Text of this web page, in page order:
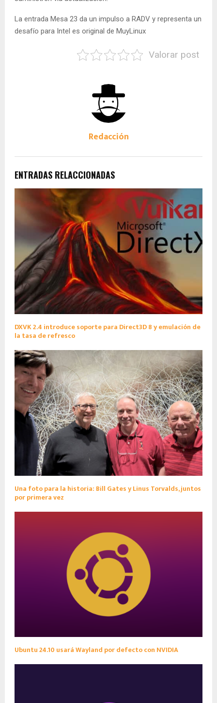
La entrada Mesa 23 da un impulso a RADV y representa un
desafío para Intel es original de MuyLinux
Valorar post
Redacción
ENTRADAS RELACCIONADAS
DXVK 2.4 introduce soporte para Direct3D 8 y emulación de
la tasa de refresco
Una foto para la historia: Bill Gates y Linus Torvalds, juntos
por primera vez
Ubuntu 24.10 usará Wayland por defecto con NVIDIA